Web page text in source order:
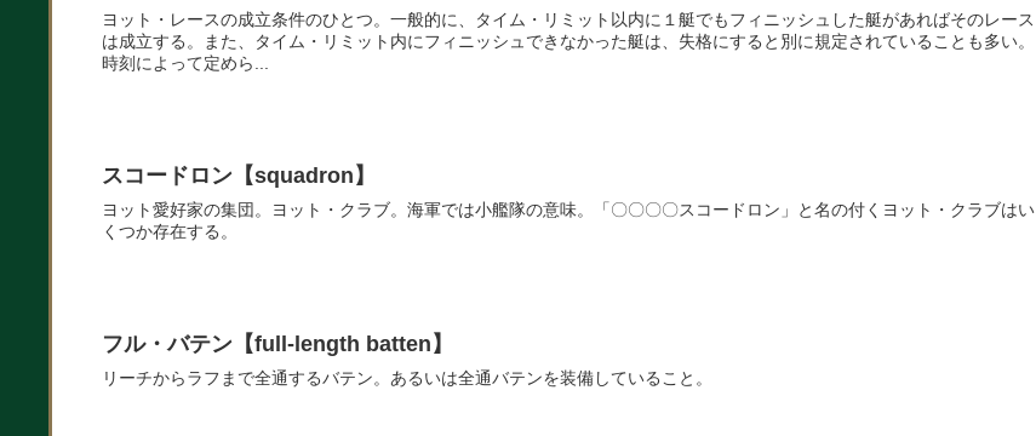
ヨット・レースの成立条件のひとつ。一般的に、タイム・リミット以内に１艇でもフィニッシュした艇があればそのレース
は成立する。また、タイム・リミット内にフィニッシュできなかった艇は、失格にすると別に規定されていることも多い。
時刻によって定めら...
スコードロン【squadron】
ヨット愛好家の集団。ヨット・クラブ。海軍では小艦隊の意味。「〇〇〇〇スコードロン」と名の付くヨット・クラブはい
くつか存在する。
フル・バテン【full-length batten】
リーチからラフまで全通するバテン。あるいは全通バテンを装備していること。